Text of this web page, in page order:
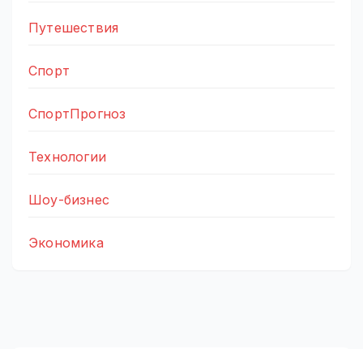
Путешествия
Спорт
СпортПрогноз
Технологии
Шоу-бизнес
Экономика